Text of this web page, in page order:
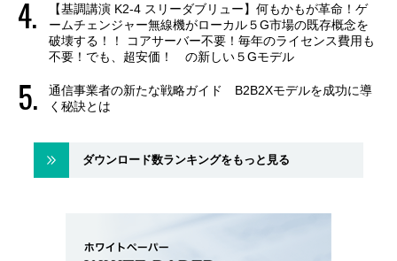
【基調講演 K2-4 スリーダブリュー】何もかもが革命！ゲ
ームチェンジャー無線機がローカル５G市場の既存概念を
破壊する！！ コアサーバー不要！毎年のライセンス費用も
不要！でも、超安価！ の新しい５Gモデル
通信事業者の新たな戦略ガイド B2B2Xモデルを成功に導
く秘訣とは
ダウンロード数ランキングをもっと見る